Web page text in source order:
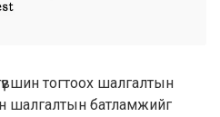
тогтоох шалгалтын
шалгалтын батламжийг